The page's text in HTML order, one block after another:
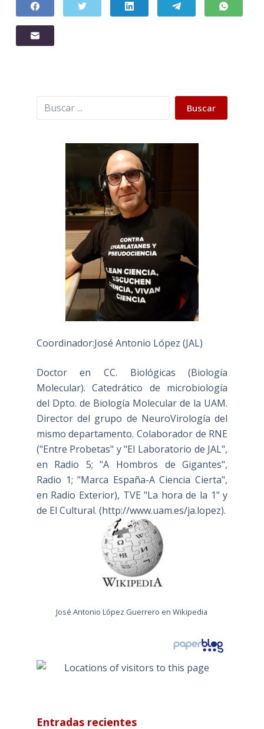
Buscar Buscar
Coordinador:José Antonio López (JAL)
Doctor en CC. Biológicas (Biología
Molecular). Catedrático de microbiología
del Dpto. de Biología Molecular de la UAM.
Director del grupo de NeuroVirología del
mismo departamento. Colaborador de RNE
("Entre Probetas" y "El Laboratorio de JAL",
en Radio 5; "A Hombros de Gigantes",
Radio 1; "Marca España-A Ciencia Cierta",
en Radio Exterior), TVE "La hora de la 1" y
de El Cultural. (http://www.uam.es/ja.lopez).
José Antonio López Guerrero en Wikipedia
Entradas recientes